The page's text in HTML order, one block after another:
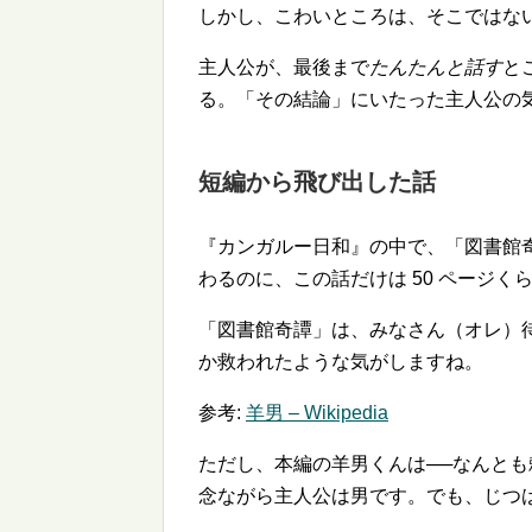
しかし、こわいところは、そこではな
主人公が、最後までたんたんと話すと
る。「その結論」にいたった主人公
短編から飛び出した話
『カンガルー日和』の中で、「図書
わるのに、この話だけは 50 ページく
「図書館奇譚」は、みなさん（オレ
か救われたような気がしますね。
参考: 羊男 – Wikipedia
ただし、本編の羊男くんは──なんと
念ながら主人公は男です。でも、じ